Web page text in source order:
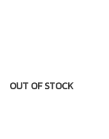
OUT OF STOCK